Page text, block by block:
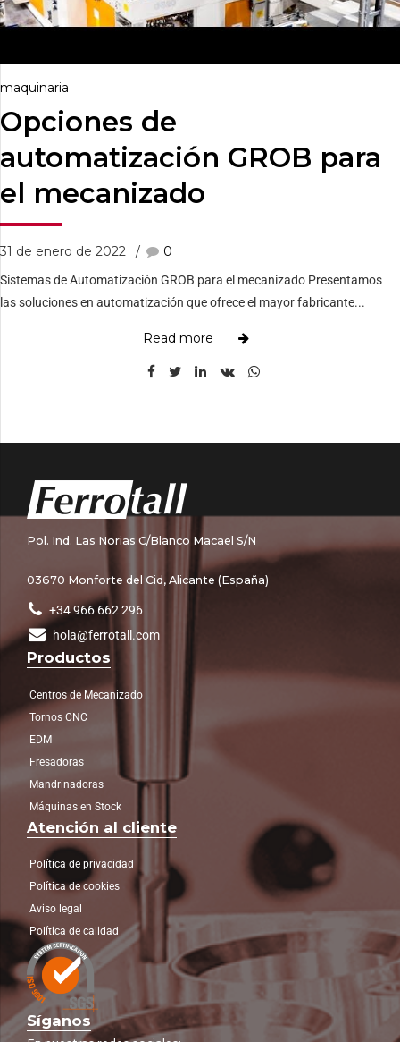
maquinaria
Opciones de
automatización GROB para
el mecanizado
31 de enero de 2022 0
Sistemas de Automatización GROB para el mecanizado Presentamos
las soluciones en automatización que ofrece el mayor fabricante...
Read more
Pol. Ind. Las Norias C/Blanco Macael S/N
03670 Monforte del Cid, Alicante (España)
+34 966 662 296
hola@ferrotall.com
Productos
Centros de Mecanizado
Tornos CNC
EDM
Fresadoras
Mandrinadoras
Máquinas en Stock
Atención al cliente
Política de privacidad
Política de cookies
Aviso legal
Política de calidad
Síganos